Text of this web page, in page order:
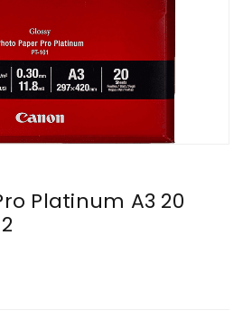
Platinum A3 20